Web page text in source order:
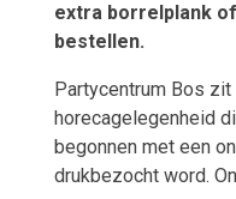
extra borrelplank
bestellen.
Partycentrum Bos
horecagelegenheid
begonnen met een
drukbezocht word.